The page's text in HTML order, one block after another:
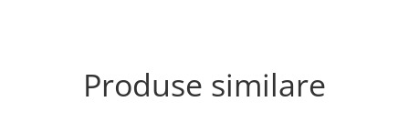
Produse similare